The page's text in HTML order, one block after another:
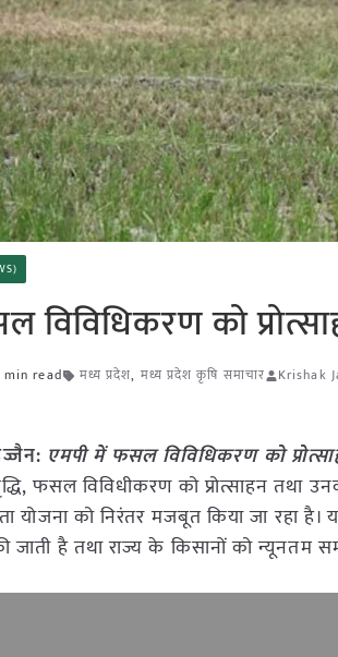
विविधिकरण को
min read मध्य प्रदेश, मध्य प्रदेश कृषि समाचार Krishak
: एमपी में फसल विविधिकरण को
फसल विविधीकरण को प्रोत्साहन तथा
योजना को निरंतर मजबूत किया जा रहा है।
जाती है तथा राज्य के किसानों को न्यूनतम